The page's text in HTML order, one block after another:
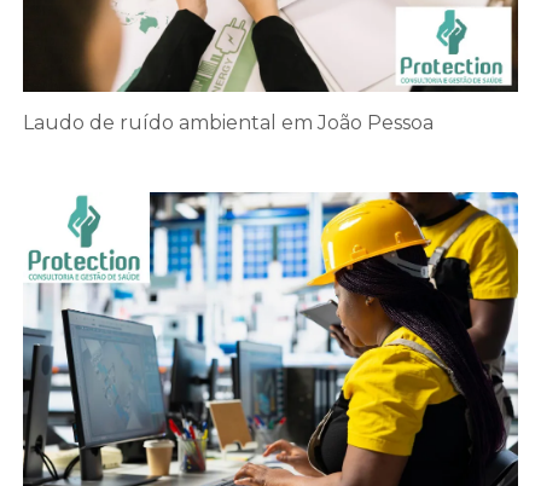
Laudo de ruído ambiental em João Pessoa